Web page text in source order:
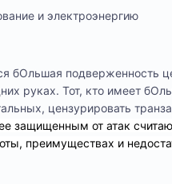
и электроэнергию
бОльшая подверженность
руках. Тот, кто имеет
цензурировать
защищенным от атак
преимуществах и